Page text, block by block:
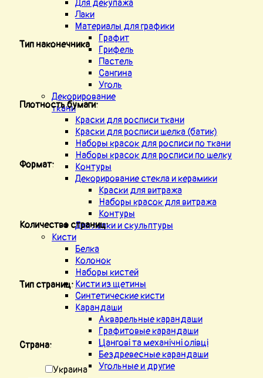
Для декупажа
Лаки
Материалы для графики
Графит
Грифель
Пастель
Сангина
Уголь
Декорирование
ткани
Краски для росписи ткани
Краски для росписи шелка (батик)
Наборы красок для росписи по ткани
Наборы красок для росписи по шелку
Контуры
Декорирование стекла и керамики
Краски для витража
Наборы красок для витража
Контуры
Для лепки и скульптуры
Кисти
Белка
Колонок
Наборы кистей
Кисти из щетины
Синтетические кисти
Карандаши
Акварельные карандаши
Графитовые карандаши
Цангові та механічні олівці
Бездревесные карандаши
Угольные и другие
Тип наконечника
Плотность бумаги:
Формат:
Количество страниц:
Тип страниц:
Страна:
Украина